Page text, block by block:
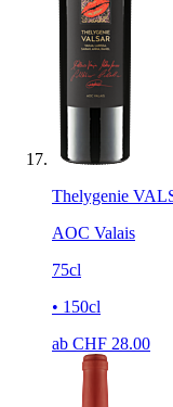
Thelygenie
AOC Valais
75cl
• 150cl
ab CHF 28.00